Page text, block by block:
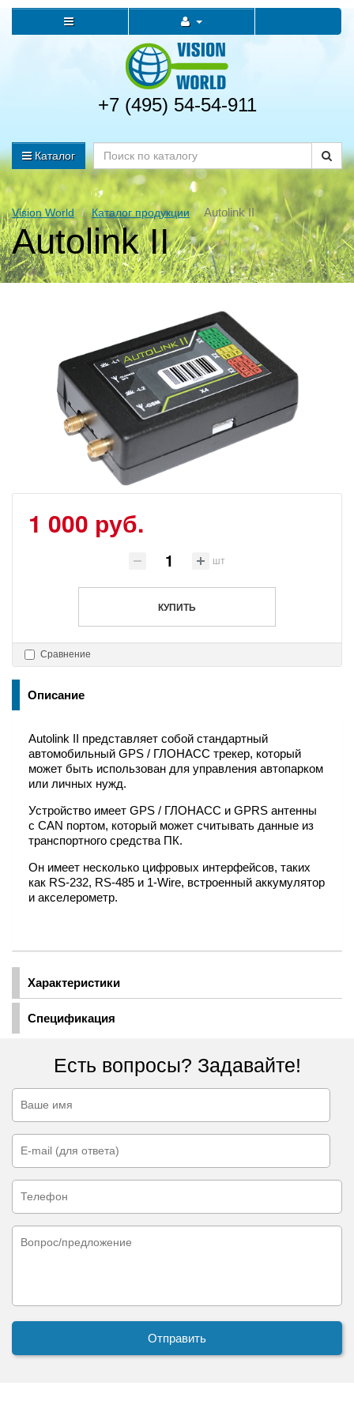
+7 (495) 54-54-911
Каталог
Vision World Каталог продукции Autolink II
Autolink II
1 000 руб.
шт
КУПИТЬ
Сравнение
Описание
Характеристики
Спецификация
Autolink II представляет собой стандартный
автомобильный GPS / ГЛОНАСС трекер, который
может быть использован для управления автопарком
или личных нужд.
Устройство имеет GPS / ГЛОНАСС и GPRS антенны
с CAN портом, который может считывать данные из
транспортного средства ПК.
Он имеет несколько цифровых интерфейсов, таких
как RS-232, RS-485 и 1-Wire, встроенный аккумулятор
и акселерометр.
Есть вопросы? Задавайте!